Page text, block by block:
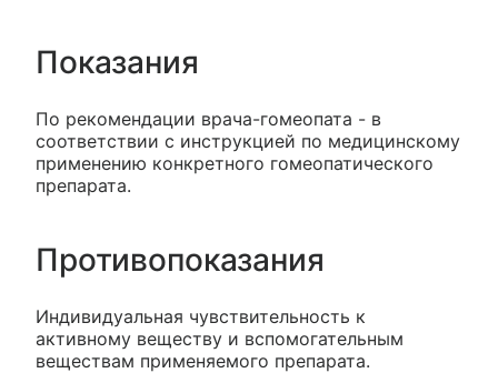
Показания
По рекомендации врача-гомеопата - в
соответствии с инструкцией по медицинскому
применению конкретного гомеопатического
препарата.
Противопоказания
Индивидуальная чувствительность к
активному веществу и вспомогательным
веществам применяемого препарата.